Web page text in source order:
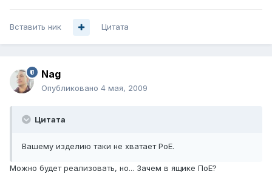
Вставить ник Цитата
Nag
Опубликовано 4 мая, 2009
Цитата
Вашему изделию таки не хватает PoE.
Можно будет реализовать, но... Зачем в ящике ПоЕ?